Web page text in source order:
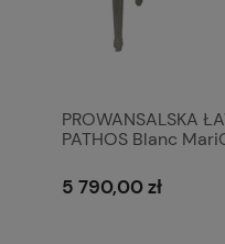
PROWANSALSKA
PATHOS Blanc
5 790,00 zł